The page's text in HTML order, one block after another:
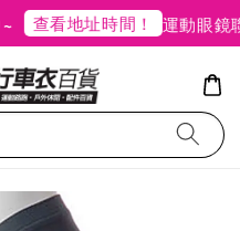
查看地址時間！ 運動眼鏡